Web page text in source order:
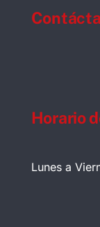
Horario
Lunes a